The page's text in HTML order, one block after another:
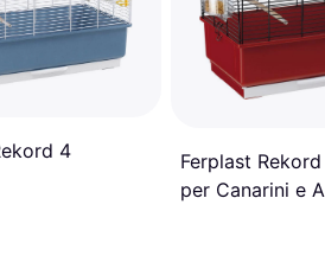
4
Ferplast
per Canarini e